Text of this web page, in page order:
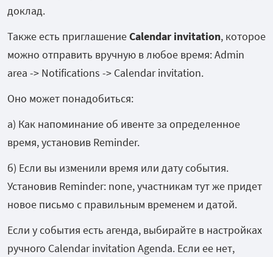
доклад.
Также есть приглашениеCalendar invitation, которое
можно отправить вручную в любое время: Admin
area -> Notifications -> Calendar invitation.
Оно может понадобиться:
а) Как напоминание об ивенте за определенное
время, установив Reminder.
б) Если вы изменили время или дату события.
Установив Reminder: none, участникам тут же придет
новое письмо с правильным временем и датой.
Если у события есть агенда, выбирайте в настройках
ручного Calendar invitation Agenda. Если ее нет,